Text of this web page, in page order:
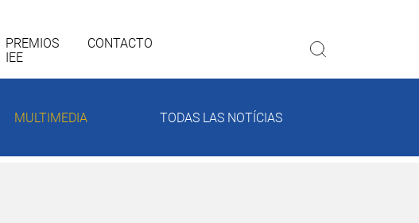
MULTIMEDIA TODAS LAS NOTÍCIAS
PREMIOS
IEE
CONTACTO